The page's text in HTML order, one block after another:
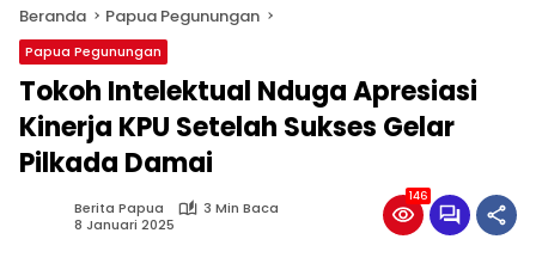
Beranda Papua Pegunungan
Papua Pegunungan
Tokoh Intelektual Nduga Apresiasi
Kinerja KPU Setelah Sukses Gelar
Pilkada Damai
Berita Papua
3 Min Baca
8 Januari 2025
146